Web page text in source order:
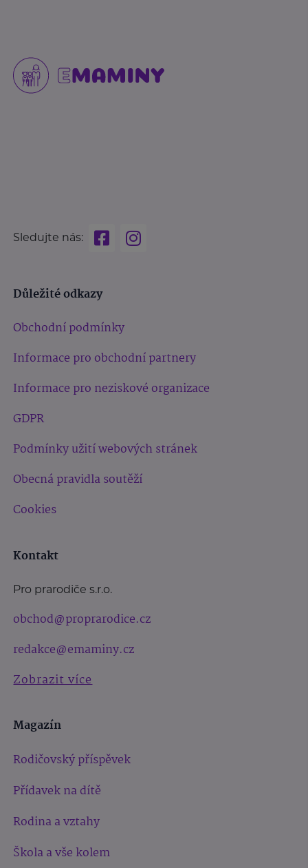
Sledujte nás:
Důležité odkazy
Obchodní podmínky
Informace pro obchodní partnery
Informace pro neziskové organizace
GDPR
Podmínky užití webových stránek
Obecná pravidla soutěží
Cookies
Kontakt
Pro prarodiče s.r.o.
obchod@proprarodice.cz
redakce@emaminy.cz
Zobrazit více
Magazín
Rodičovský příspěvek
Přídavek na dítě
Rodina a vztahy
Škola a vše kolem